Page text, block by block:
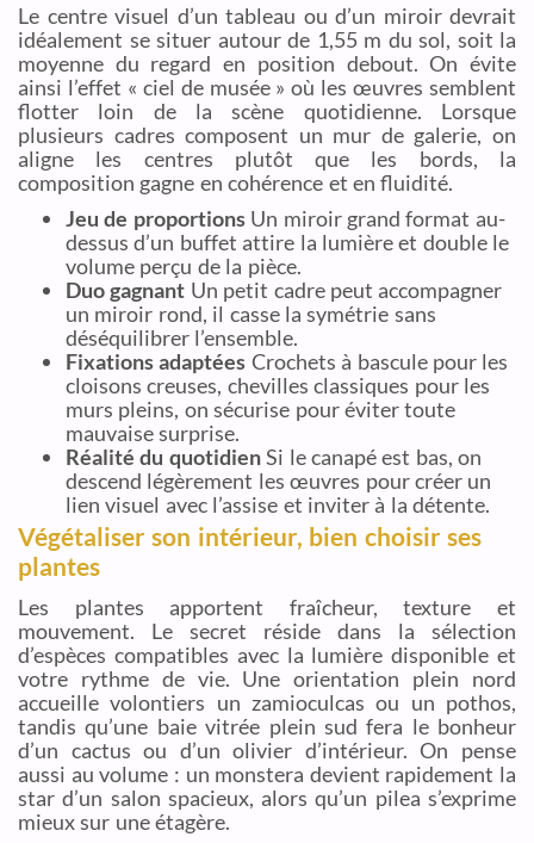
Le centre visuel d’un tableau ou d’un miroir devrait
idéalement se situer autour de 1,55 m du sol, soit la
moyenne du regard en position debout. On évite
ainsi l’effet « ciel de musée » où les œuvres semblent
flotter loin de la scène quotidienne. Lorsque
plusieurs cadres composent un mur de galerie, on
aligne les centres plutôt que les bords, la
composition gagne en cohérence et en fluidité.
Jeu de proportionsUn miroir grand format au-
dessus d’un buffet attire la lumière et double le
volume perçu de la pièce.
Duo gagnant Un petit cadre peut accompagner
un miroir rond, il casse la symétrie sans
déséquilibrer l’ensemble.
Fixations adaptées Crochets à bascule pour les
cloisons creuses, chevilles classiques pour les
murs pleins, on sécurise pour éviter toute
mauvaise surprise.
Réalité du quotidienSi le canapé est bas, on
descend légèrement les œuvres pour créer un
lien visuel avec l’assise et inviter à la détente.
Végétaliser son intérieur, bien choisir ses
plantes
Les plantes apportent fraîcheur, texture et
mouvement. Le secret réside dans la sélection
d’espèces compatibles avec la lumière disponible et
votre rythme de vie. Une orientation plein nord
accueille volontiers un zamioculcas ou un pothos,
tandis qu’une baie vitrée plein sud fera le bonheur
d’un cactus ou d’un olivier d’intérieur. On pense
aussi au volume : un monstera devient rapidement la
star d’un salon spacieux, alors qu’un pilea s’exprime
mieux sur une étagère.